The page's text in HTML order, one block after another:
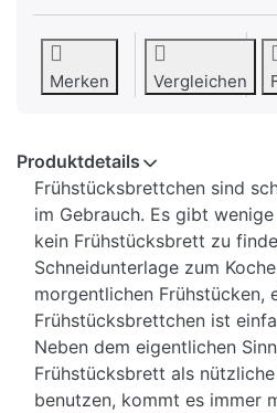
Merken Vergleichen
Produktdetails
Frühstücksbrettchen sind
im Gebrauch. Es gibt
kein Frühstücksbrett zu
Schneidunterlage zum
morgentlichen Frühstücken,
Frühstücksbrettchen ist
Neben dem eigentlichen
Frühstücksbrett als
benutzen, kommt es immer